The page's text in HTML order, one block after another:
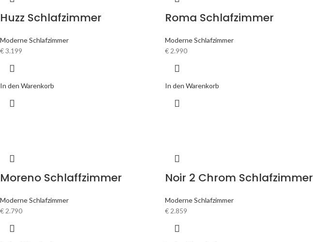
Huzz Schlafzimmer
Moderne Schlafzimmer
€3.199
In den Warenkorb
Roma Schlafzimmer
Moderne Schlafzimmer
€ 2.990
In den Warenkorb
Moreno Schlaffzimmer
Moderne Schlafzimmer
€ 2.790
Noir 2 Chrom Schlafzimmer
Moderne Schlafzimmer
€ 2.859